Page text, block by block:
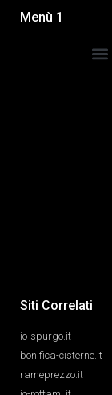
Menù 1
Siti Correlati
io-spurgo.it
bonifica-cisterne.it
rameprezzo.it